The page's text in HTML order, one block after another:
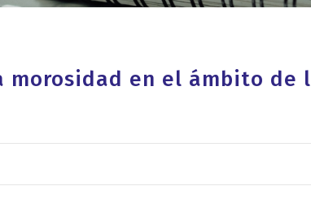
morosidad en el ámbito de